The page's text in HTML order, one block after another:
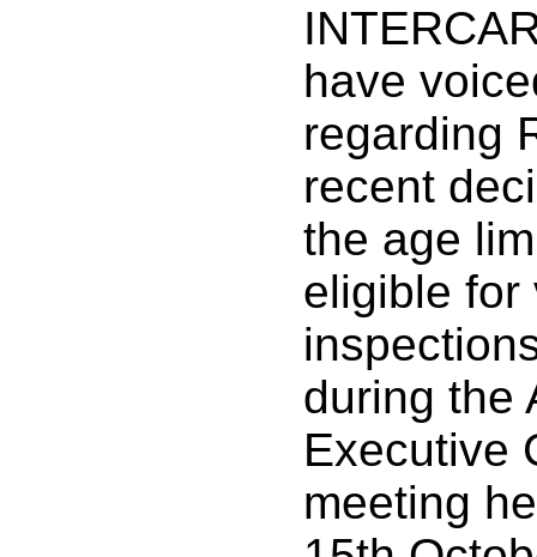
have
regarding
recent
the age
eligible for
during the
Executive
meeting